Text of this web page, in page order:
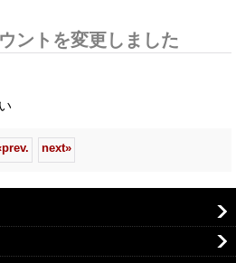
ントを変更しました
prev. next»